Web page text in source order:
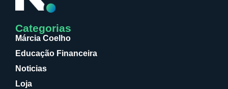
Categorias
Márcia Coelho
Educação Financeira
Noticias
Loja